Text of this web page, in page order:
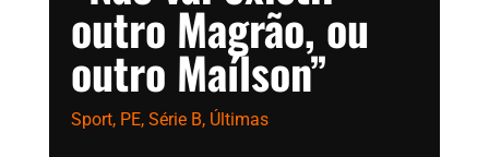
outro Magrão, ou
outro Maílson”
Sport, PE, Série B, Últimas